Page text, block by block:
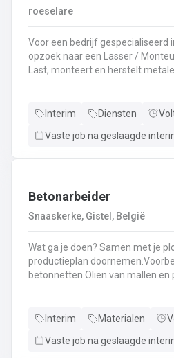
roeselare
Voor een bedrijf gespecialiseerd
opzoek naar een Lasser / Monteur Jouw
Last, monteert en herstelt
gemakBepaalt en past de juiste
kwaliteitsgericht volgens
Interim Diensten
Vaste job na geslaagde
Betonarbeider
Snaaskerke, Gistel, België
Wat ga je doen? Samen met je ploegchef het
productieplan
betonnetten.Oliën van mallen en
eindafwerking.Frezen, boren, en
klaar zijn voor gebruik.Opruimen
Interim Materialen
Vaste job na geslaagde